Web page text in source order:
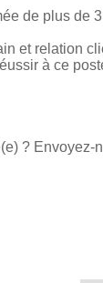
de plus de
et relation
à ce
? Envoyez-